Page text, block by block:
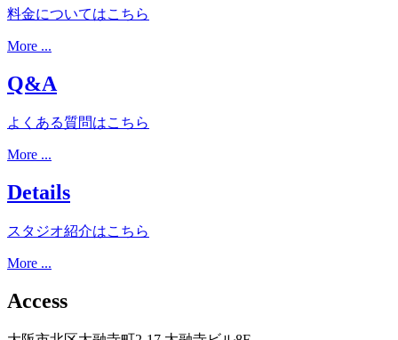
料金についてはこちら
More ...
Q&A
よくある質問はこちら
More ...
Details
スタジオ紹介はこちら
More ...
Access